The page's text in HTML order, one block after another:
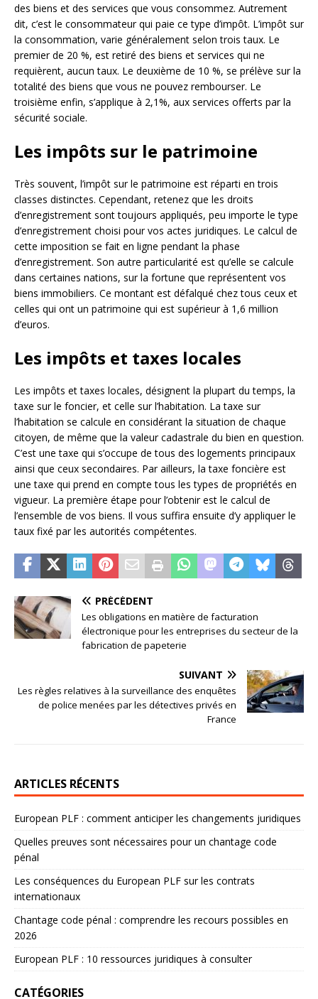
des biens et des services que vous consommez. Autrement
dit, c’est le consommateur qui paie ce type d’impôt. L’impôt sur
la consommation, varie généralement selon trois taux. Le
premier de 20 %, est retiré des biens et services qui ne
requièrent, aucun taux. Le deuxième de 10 %, se prélève sur la
totalité des biens que vous ne pouvez rembourser. Le
troisième enfin, s’applique à 2,1%, aux services offerts par la
sécurité sociale.
Les impôts sur le patrimoine
Très souvent, l’impôt sur le patrimoine est réparti en trois
classes distinctes. Cependant, retenez que les droits
d’enregistrement sont toujours appliqués, peu importe le type
d’enregistrement choisi pour vos actes juridiques. Le calcul de
cette imposition se fait en ligne pendant la phase
d’enregistrement. Son autre particularité est qu’elle se calcule
dans certaines nations, sur la fortune que représentent vos
biens immobiliers. Ce montant est défalqué chez tous ceux et
celles qui ont un patrimoine qui est supérieur à 1,6 million
d’euros.
Les impôts et taxes locales
Les impôts et taxes locales, désignent la plupart du temps, la
taxe sur le foncier, et celle sur l’habitation. La taxe sur
l’habitation se calcule en considérant la situation de chaque
citoyen, de même que la valeur cadastrale du bien en question.
C’est une taxe qui s’occupe de tous des logements principaux
ainsi que ceux secondaires. Par ailleurs, la taxe foncière est
une taxe qui prend en compte tous les types de propriétés en
vigueur. La première étape pour l’obtenir est le calcul de
l’ensemble de vos biens. Il vous suffira ensuite d’y appliquer le
taux fixé par les autorités compétentes.
PRÉCÉDENT
Les obligations en matière de facturation
électronique pour les entreprises du secteur de la
fabrication de papeterie
SUIVANT
Les règles relatives à la surveillance des enquêtes
de police menées par les détectives privés en
France
ARTICLES RÉCENTS
European PLF : comment anticiper les changements juridiques
Quelles preuves sont nécessaires pour un chantage code
pénal
Les conséquences du European PLF sur les contrats
internationaux
Chantage code pénal : comprendre les recours possibles en
2026
European PLF : 10 ressources juridiques à consulter
CATÉGORIES